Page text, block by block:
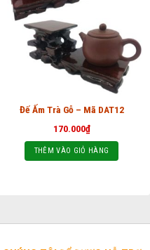
Đế Ấm Trà Gỗ – Mã DAT12
170.000₫
THÊM VÀO GIỎ HÀNG